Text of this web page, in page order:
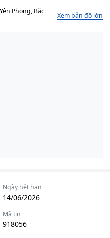
Phong, Bắc
Xem bản đồ lớn
Ngày hết hạn
14/06/2026
Mã tin
918056